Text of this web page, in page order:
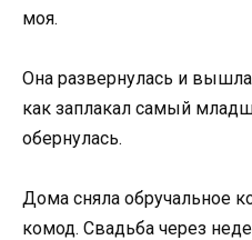
моя.
Она развернулась и
как заплакал самый
обернулась.
Дома сняла обручальное
комод. Свадьба через